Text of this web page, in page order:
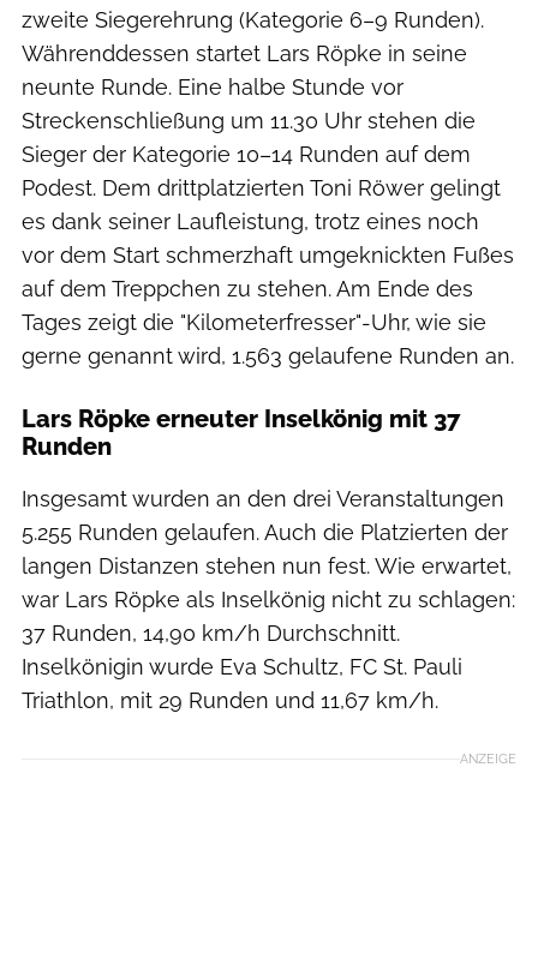
zweite Siegerehrung (Kategorie 6–9 Runden).
Währenddessen startet Lars Röpke in seine
neunte Runde. Eine halbe Stunde vor
Streckenschließung um 11.30 Uhr stehen die
Sieger der Kategorie 10–14 Runden auf dem
Podest. Dem drittplatzierten Toni Röwer gelingt
es dank seiner Laufleistung, trotz eines noch
vor dem Start schmerzhaft umgeknickten Fußes
auf dem Treppchen zu stehen. Am Ende des
Tages zeigt die "Kilometerfresser"-Uhr, wie sie
gerne genannt wird, 1.563 gelaufene Runden an.
Lars Röpke erneuter Inselkönig mit 37
Runden
Insgesamt wurden an den drei Veranstaltungen
5.255 Runden gelaufen. Auch die Platzierten der
langen Distanzen stehen nun fest. Wie erwartet,
war Lars Röpke als Inselkönig nicht zu schlagen:
37 Runden, 14,90 km/h Durchschnitt.
Inselkönigin wurde Eva Schultz, FC St. Pauli
Triathlon, mit 29 Runden und 11,67 km/h.
ANZEIGE